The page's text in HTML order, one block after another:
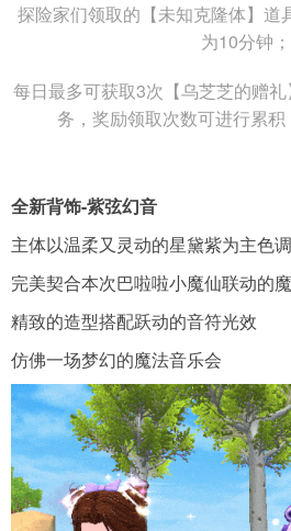
探险家们领取的【未知克隆体】道
为10分钟；
每日最多可获取3次【乌芝芝的赠
务，奖励领取次数可进行累积
全新背饰-紫弦幻音
主体以温柔又灵动的星黛紫为主色调
完美契合本次巴啦啦小魔仙联动的
精致的造型搭配跃动的音符光效
仿佛一场梦幻的魔法音乐会